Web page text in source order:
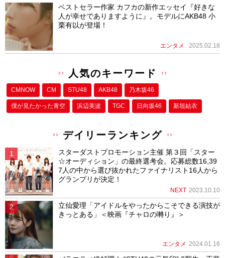
ベストセラー作家 カフカの新作エッセイ『好きな
人が幸せでありますように』。モデルにAKB48 小
栗有以が登場！
エンタメ 2025.02.18
人気のキーワード
CMNOW CM STU48 AKB48 乃木坂46
僕が⾒たかった⻘空 浜辺美波 TGC 日向坂46 新垣結衣
デイリーランキング
スターダストプロモーション主催 第３回「スター
☆オーディション」の最終選考会。応募総数16,39
7人の中から選び抜かれたファイナリスト16人から
グランプリが決定！
NEXT 2023.10.10
立仙愛理「アイドルをやったからこそできる演技が
きっとある」＜映画『チャロの囀り』＞
エンタメ 2024.01.16